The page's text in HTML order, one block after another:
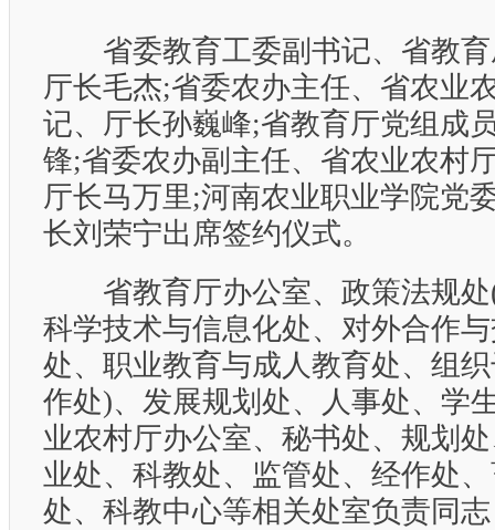
省委教育工委副书记、省教育
厅长毛杰;省委农办主任、省农业
记、厅长孙巍峰;省教育厅党组成
锋;省委农办副主任、省农业农村
厅长马万里;河南农业职业学院党
长刘荣宁出席签约仪式。
省教育厅办公室、政策法规处
科学技术与信息化处、对外合作
处、职业教育与成人教育处、组
作处)、发展规划处、人事处、学
业农村厅办公室、秘书处、规划
业处、科教处、监管处、经作处
处、科教中心等相关处室负责同